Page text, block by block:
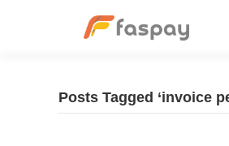
Posts Tagged ‘invoice